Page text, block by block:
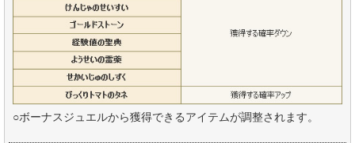
○ボーナスジュエルから獲得できるアイテムが調整されます。